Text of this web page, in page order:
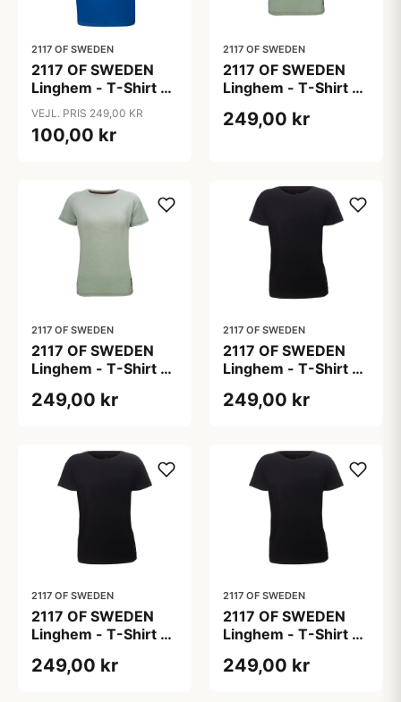
2117 OF SWEDEN
2117 OF SWEDEN
Linghem - T-Shirt -
Blå - Str. XL
VEJL. PRIS 249,00 KR
100,00 kr
2117 OF SWEDEN
2117 OF SWEDEN
Linghem - T-Shirt -
249,00 kr
2117 OF SWEDEN
2117 OF SWEDEN
Linghem - T-Shirt -
249,00 kr
2117 OF SWEDEN
2117 OF SWEDEN
Linghem - T-Shirt -
249,00 kr
2117 OF SWEDEN
2117 OF SWEDEN
Linghem - T-Shirt -
249,00 kr
2117 OF SWEDEN
2117 OF SWEDEN
Linghem - T-Shirt -
249,00 kr